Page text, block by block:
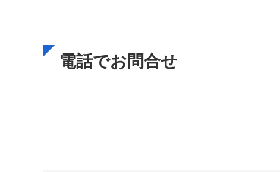
電話でお問合せ